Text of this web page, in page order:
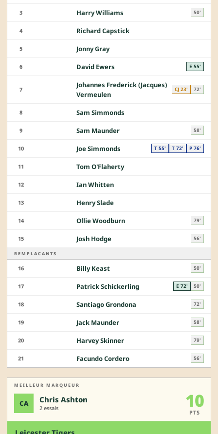
3 Harry Williams 50'
4 Richard Capstick
5 Jonny Gray
6 David Ewers E 55'
7
Johannes Frederick (Jacques)
Vermeulen
CJ 23' 72'
8 Sam Simmonds
9 Sam Maunder 58'
10 Joe Simmonds T 55' T 72' P 76'
11 Tom O'Flaherty
12 Ian Whitten
13 Henry Slade
14 Ollie Woodburn 79'
15 Josh Hodge 56'
REMPLACANTS
16 Billy Keast 50'
17 Patrick Schickerling E 72' 50'
18 Santiago Grondona 72'
19 Jack Maunder 58'
20 Harvey Skinner 79'
21 Facundo Cordero 56'
MEILLEUR MARQUEUR
CA Chris Ashton
2 essais 10
PTS